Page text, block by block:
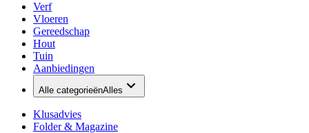
Verf
Vloeren
Gereedschap
Hout
Tuin
Aanbiedingen
Alle categorieënAlles
Klusadvies
Folder & Magazine